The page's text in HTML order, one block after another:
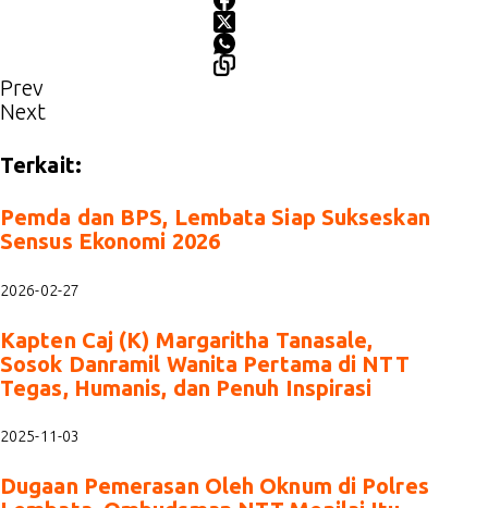
Prev
Next
Terkait:
Pemda dan BPS, Lembata Siap Sukseskan
Sensus Ekonomi 2026
2026-02-27
Kapten Caj (K) Margaritha Tanasale,
Sosok Danramil Wanita Pertama di NTT
Tegas, Humanis, dan Penuh Inspirasi
2025-11-03
Dugaan Pemerasan Oleh Oknum di Polres